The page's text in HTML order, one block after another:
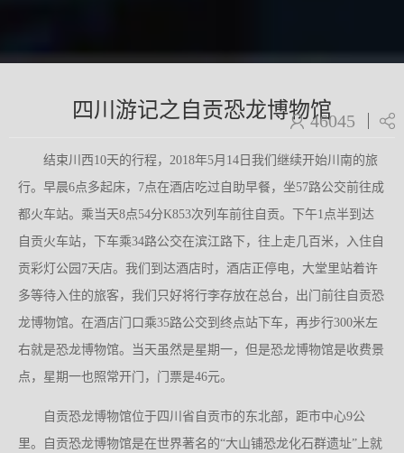
四川游记之自贡恐龙博物馆46045
结束川西10天的行程，2018年5月14日我们继续开始川南的旅
行。早晨6点多起床，7点在酒店吃过自助早餐，坐57路公交前往成
都火车站。乘当天8点54分K853次列车前往自贡。下午1点半到达
自贡火车站，下车乘34路公交在滨江路下，往上走几百米，入住自
贡彩灯公园7天店。我们到达酒店时，酒店正停电，大堂里站着许
多等待入住的旅客，我们只好将行李存放在总台，出门前往自贡恐
龙博物馆。在酒店门口乘35路公交到终点站下车，再步行300米左
右就是恐龙博物馆。当天虽然是星期一，但是恐龙博物馆是收费景
点，星期一也照常开门，门票是46元。
自贡恐龙博物馆位于四川省自贡市的东北部，距市中心9公
里。自贡恐龙博物馆是在世界著名的“大山铺恐龙化石群遗址”上就